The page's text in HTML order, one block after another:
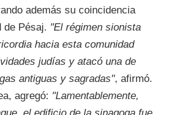
además su coincidencia
de Pésaj. "El régimen sionista
hacia esta comunidad
judías y atacó una de
antiguas y sagradas", afirmó.
agregó: "Lamentablemente,